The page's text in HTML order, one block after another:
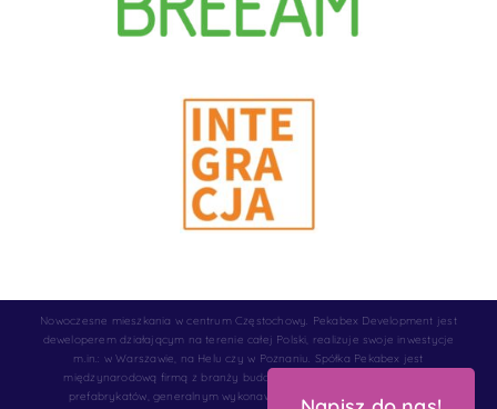
Nowoczesne mieszkania w centrum Częstochowy. Pekabex Development jest
deweloperem działającym na terenie całej Polski, realizuje swoje inwestycje
m.in.: w Warszawie, na Helu czy w Poznaniu. Spółka Pekabex jest
międzynarodową firmą z branży budowlanej: wi wiodącym wytwórcą
prefabrykatów, generalnym wykonawcą i deweloperem z bogatym